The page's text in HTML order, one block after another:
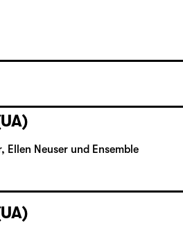
Neuser und Ensemble